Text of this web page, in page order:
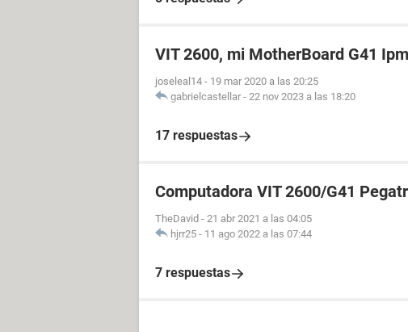
VIT 2600, mi MotherBoard G41
joseleal14 - 19 mar 2020 a las 20:25
gabrielcastellar - 22 nov 2023 a las 18:20
17 respuestas
Computadora VIT 2600/G41
TheDavid - 21 abr 2021 a las 04:05
hjrr25 - 11 ago 2022 a las 07:44
7 respuestas